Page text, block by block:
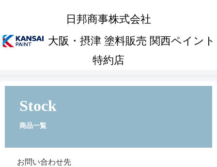
日邦商事株式会社
大阪・摂津 塗料販売 関西ペイント
特約店
Stock
商品一覧
お問い合わせ先